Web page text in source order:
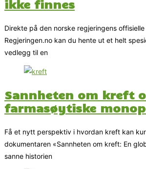
ikke finnes
Direkte på den norske regjeringens
Regjeringen.no kan du hente ut et helt
vedlegg til en
Sannheten om kreft
farmasøytiske
Få et nytt perspektiv i hvordan kreft kan
dokumentaren «Sannheten om kreft: En
sanne historien